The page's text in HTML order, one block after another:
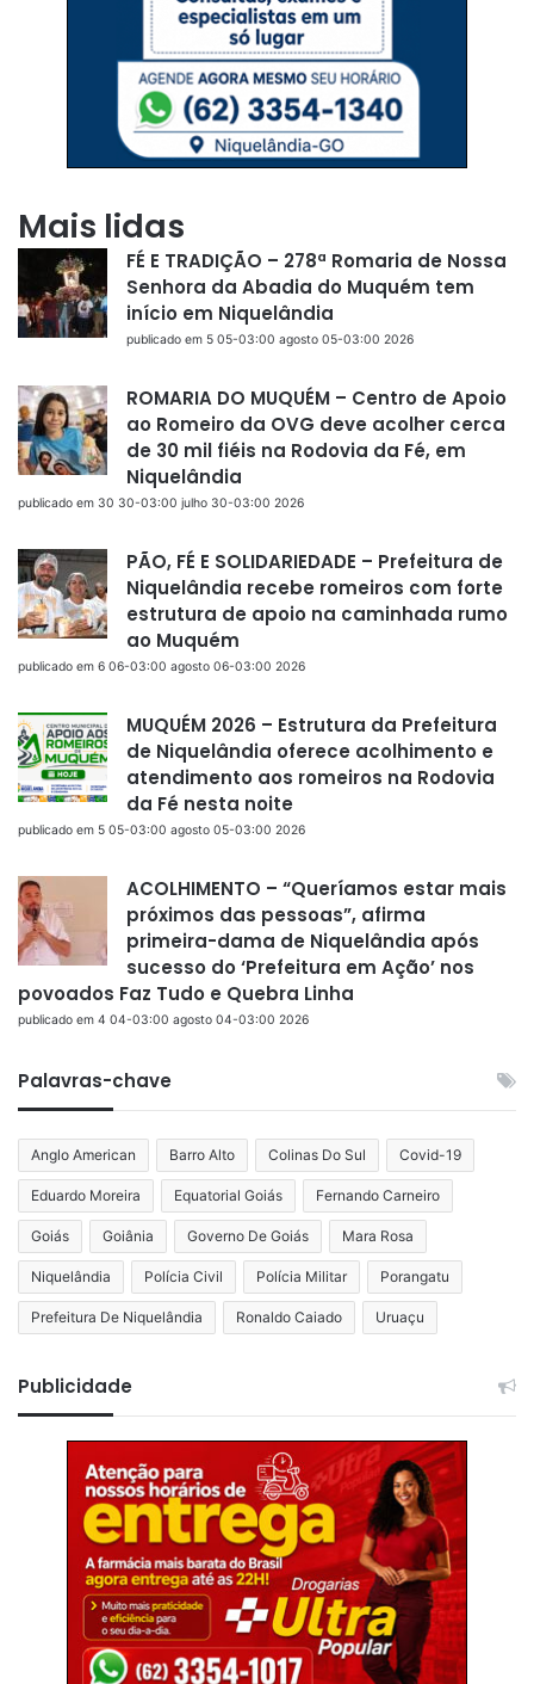
Mais lidas
FÉ E TRADIÇÃO – 278ª Romaria de Nossa
Senhora da Abadia do Muquém tem
início em Niquelândia
publicado em 5 05-03:00 agosto 05-03:00 2026
ROMARIA DO MUQUÉM – Centro de Apoio
ao Romeiro da OVG deve acolher cerca
de 30 mil fiéis na Rodovia da Fé, em
Niquelândia
publicado em 30 30-03:00 julho 30-03:00 2026
PÃO, FÉ E SOLIDARIEDADE – Prefeitura de
Niquelândia recebe romeiros com forte
estrutura de apoio na caminhada rumo
ao Muquém
publicado em 6 06-03:00 agosto 06-03:00 2026
MUQUÉM 2026 – Estrutura da Prefeitura
de Niquelândia oferece acolhimento e
atendimento aos romeiros na Rodovia
da Fé nesta noite
publicado em 5 05-03:00 agosto 05-03:00 2026
ACOLHIMENTO – “Queríamos estar mais
próximos das pessoas”, afirma
primeira-dama de Niquelândia após
sucesso do ‘Prefeitura em Ação’ nos
povoados Faz Tudo e Quebra Linha
publicado em 4 04-03:00 agosto 04-03:00 2026
Palavras-chave
Anglo American Barro Alto Colinas Do Sul Covid-19
Eduardo Moreira Equatorial Goiás Fernando Carneiro
Goiás Goiânia Governo De Goiás Mara Rosa
Niquelândia Polícia Civil Polícia Militar Porangatu
Prefeitura De Niquelândia Ronaldo Caiado Uruaçu
Publicidade